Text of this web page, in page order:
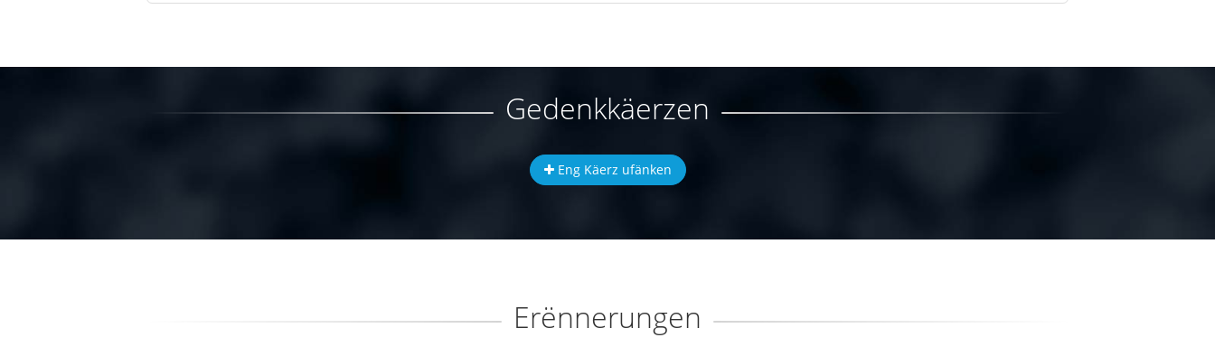
Gedenkkäerzen
Eng Käerz ufänken
Erënnerungen